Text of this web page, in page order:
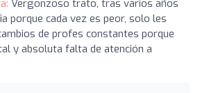
Vergonzoso trato, tras varios años
porque cada vez es peor, solo les
de profes constantes porque
y absoluta falta de atención a